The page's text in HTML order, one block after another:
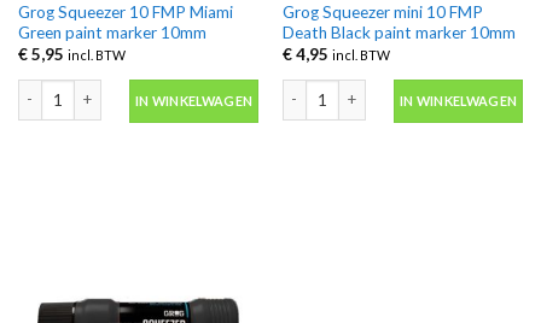
Grog Squeezer 10 FMP Miami
Green paint marker 10mm
€5,95 incl. BTW
IN WINKELWAGEN
Grog Squeezer mini 10 FMP
Death Black paint marker 10mm
€4,95 incl. BTW
IN WINKELWAGEN